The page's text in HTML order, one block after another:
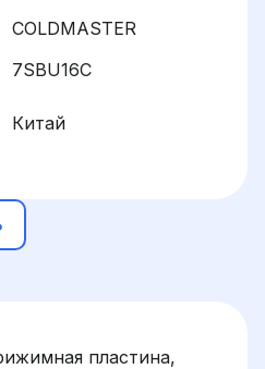
COLDMASTER
7SBU16C
Китай
пластина,